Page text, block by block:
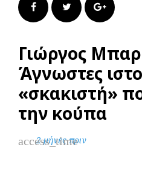
FacebookTwitter Google+
Γιώργος
Άγνωστες
«σκακιστή»
την κούπα
access_time
2 μήνες πριν